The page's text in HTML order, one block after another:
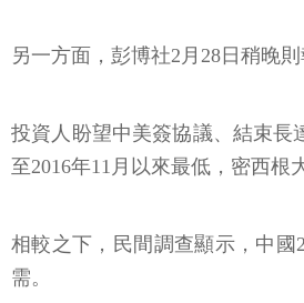
另一方面，彭博社2月28日稍晚
投資人盼望中美簽協議、結束長
至2016年11月以來最低，密西根
相較之下，民間調查顯示，中
需。